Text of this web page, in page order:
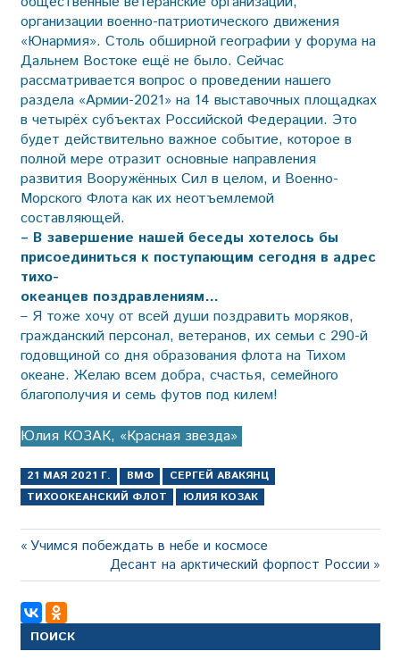
организации военно-патриотического движения
«Юнармия». Столь обширной географии у форума на
Дальнем Востоке ещё не было. Сейчас
рассматривается вопрос о проведении нашего
раздела «Армии-2021» на 14 выставочных площадках
в четырёх субъектах Российской Федерации. Это
будет действительно важное событие, которое в
полной мере отразит основные направления
развития Вооружённых Сил в целом, и Военно-
Морского Флота как их неотъемлемой
составляющей.
– В завершение нашей беседы хотелось бы
присоединиться к поступающим сегодня в адрес
тихо-
океанцев поздравлениям…
– Я тоже хочу от всей души поздравить моряков,
гражданский персонал, ветеранов, их семьи с 290-й
годовщиной со дня образования флота на Тихом
океане. Желаю всем добра, счастья, семейного
благополучия и семь футов под килем!
Юлия КОЗАК, «Красная звезда»
21 МАЯ 2021 Г. ВМФ
СЕРГЕЙ АВАКЯНЦ
ТИХООКЕАНСКИЙ ФЛОТ
ЮЛИЯ КОЗАК
Навигация
по
записям
Предыдущая
Учимся побеждать в небе и космосе
Следующая
запись:
Десант на арктический форпост России
ПОИСК